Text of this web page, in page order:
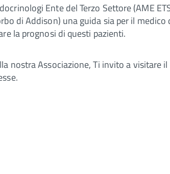
Ente del Terzo Settore (AME
di Addison) una guida sia per il
la prognosi di questi pazienti.
nostra Associazione, Ti invito a visitare